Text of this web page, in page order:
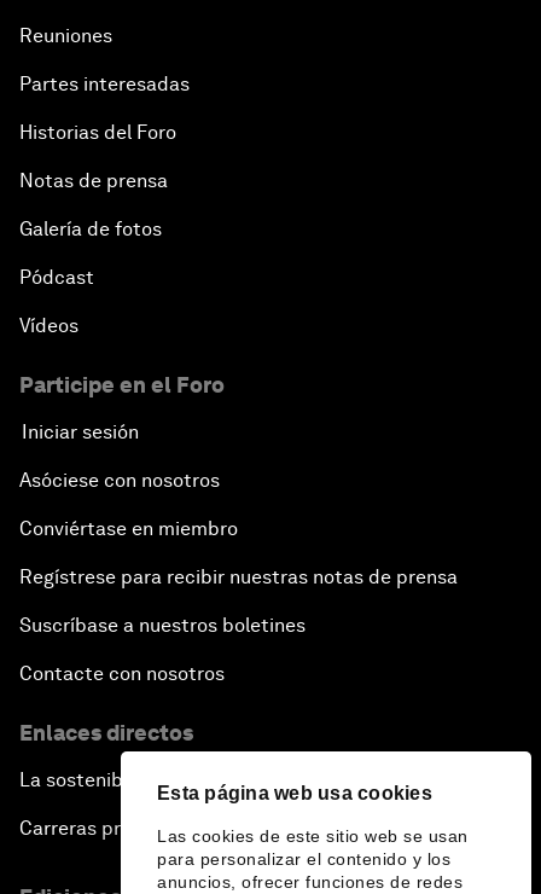
Esta página web usa cookies
Las cookies de este sitio web se usan
para personalizar el contenido y los
anuncios, ofrecer funciones de redes
Reuniones
Partes interesadas
Historias del Foro
Notas de prensa
Galería de fotos
Pódcast
Vídeos
Participe en el Foro
Iniciar sesión
Asóciese con nosotros
Conviértase en miembro
Regístrese para recibir nuestras notas de prensa
Suscríbase a nuestros boletines
Contacte con nosotros
Enlaces directos
La sostenibilidad en el Foro
Carreras profesionales